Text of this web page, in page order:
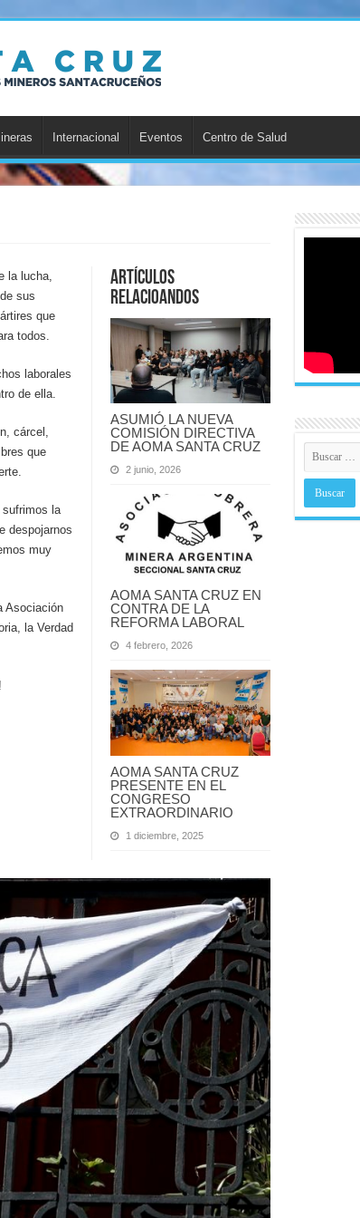
Internacional Eventos Centro de Salud
Artículos
relacioandos
ASUMIÓ LA NUEVA
COMISIÓN DIRECTIVA
DE AOMA SANTA CRUZ
2 junio, 2026
AOMA SANTA CRUZ EN
CONTRA DE LA
REFORMA LABORAL
4 febrero, 2026
AOMA SANTA CRUZ
PRESENTE EN EL
CONGRESO
EXTRAORDINARIO
1 diciembre, 2025
la lucha,
sus
que
todos.
laborales
de ella.
cárcel,
que
la
despojarnos
muy
Asociación
la Verdad